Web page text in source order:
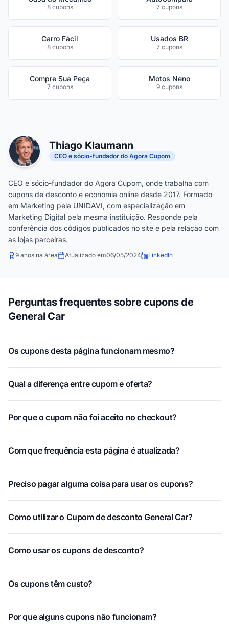
8 cupons 7 cupons
Carro Fácil
8 cupons
Usados BR
7 cupons
Compre Sua Peça
7 cupons
Motos Neno
9 cupons
Thiago Klaumann
CEO e sócio-fundador do Agora Cupom
CEO e sócio-fundador do Agora Cupom, onde trabalha com
cupons de desconto e economia online desde 2017. Formado
em Marketing pela UNIDAVI, com especialização em
Marketing Digital pela mesma instituição. Responde pela
conferência dos códigos publicados no site e pela relação com
as lojas parceiras.
9 anos na área Atualizado em06/05/2024 LinkedIn
Perguntas frequentes sobre cupons de
General Car
Os cupons desta página funcionam mesmo?
Qual a diferença entre cupom e oferta?
Por que o cupom não foi aceito no checkout?
Com que frequência esta página é atualizada?
Preciso pagar alguma coisa para usar os cupons?
Como utilizar o Cupom de desconto General Car?
Como usar os cupons de desconto?
Os cupons têm custo?
Por que alguns cupons não funcionam?